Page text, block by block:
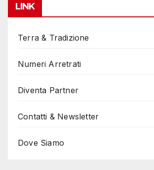
LINK
Terra & Tradizione
Numeri Arretrati
Diventa Partner
Contatti & Newsletter
Dove Siamo